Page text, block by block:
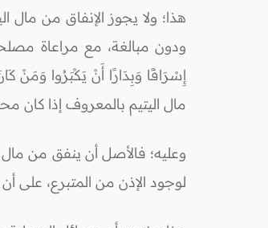
هذا؛ ولا يجوز الإنفاق من مال
ودون مبالغة، مع مراعاة مصلحة
مال اليتيم بالمعروف إذا كان
وعليه؛ فالأصل أن ينفق من مال
لوجود الإذن من المتبرع، على